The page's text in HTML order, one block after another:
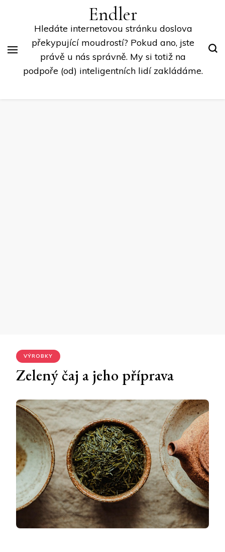
Endler
Hledáte internetovou stránku doslova
překypující moudrostí? Pokud ano, jste
právě u nás správně. My si totiž na
podpoře (od) inteligentních lidí zakládáme.
VÝROBKY
Zelený čaj a jeho příprava